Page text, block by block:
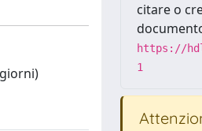
citare o
https://
1